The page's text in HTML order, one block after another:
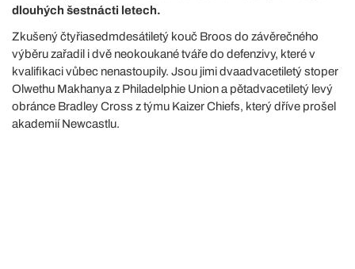
dlouhých šestnácti letech.
Zkušený čtyřiasedmdesátiletý kouč Broos do závěrečného
výběru zařadil i dvě neokoukané tváře do defenzivy, které v
kvalifikaci vůbec nenastoupily. Jsou jimi dvaadvacetiletý stoper
Olwethu Makhanya z Philadelphie Union a pětadvacetiletý levý
obránce Bradley Cross z týmu Kaizer Chiefs, který dříve prošel
akademií Newcastlu.